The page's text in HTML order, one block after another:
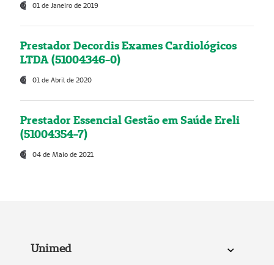
01 de Janeiro de 2019
Prestador Decordis Exames Cardiológicos
LTDA (51004346-0)
01 de Abril de 2020
Prestador Essencial Gestão em Saúde Ereli
(51004354-7)
04 de Maio de 2021
Unimed